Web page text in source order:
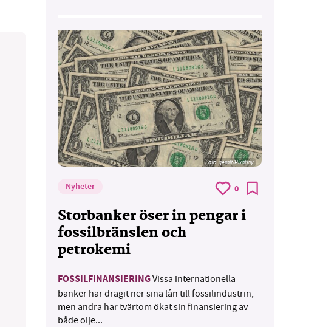
Foto:geralt/Pixabay
Nyheter 0
Storbanker öser in pengar i
fossilbränslen och
petrokemi
FOSSILFINANSIERINGVissa internationella
banker har dragit ner sina lån till fossilindustrin,
men andra har tvärtom ökat sin finansiering av
både olje...